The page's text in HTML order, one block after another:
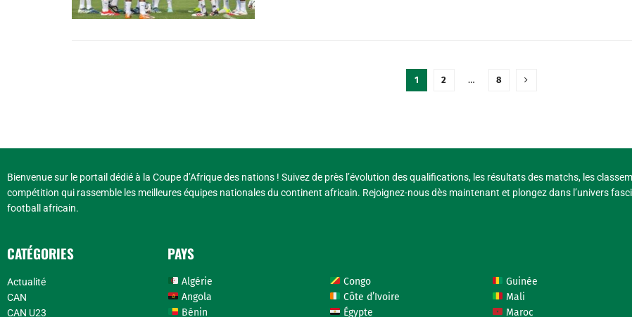
1 2 … 8
Bienvenue sur le portail dédié à la Coupe d’Afrique des nations ! Suivez de près l’évolution des qualifications, les résultats des matchs, les
compétition qui rassemble les meilleures équipes nationales du continent africain. Rejoignez-nous dès maintenant et plongez dans l’univers
football africain.
CATÉGORIES
Actualité
CAN
CAN U23
PAYS
Algérie
Angola
Bénin
Congo
Côte d’Ivoire
Égypte
Guinée
Mali
Maroc